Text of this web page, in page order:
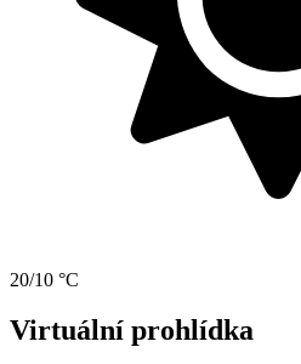
20/10 °C
Virtuální prohlídka